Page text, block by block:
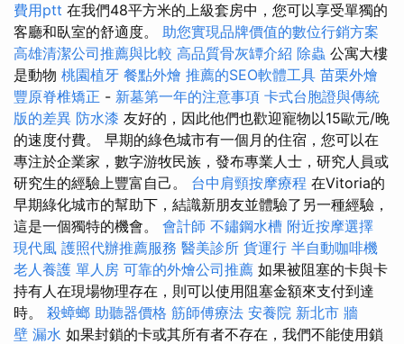
費用ptt 在我們48平方米的上級套房中，您可以享受單獨的
客廳和臥室的舒適度。 助您實現品牌價值的數位行銷方案
高雄清潔公司推薦與比較 高品質骨灰罈介紹 除蟲 公寓大樓
是動物 桃園植牙 餐點外燴 推薦的SEO軟體工具 苗栗外燴
豐原脊椎矯正 - 新墓第一年的注意事項 卡式台胞證與傳統
版的差異 防水漆 友好的，因此他們也歡迎寵物以15歐元/晚
的速度付費。 早期的綠色城市有一個月的住宿，您可以在
專注於企業家，數字游牧民族，發布專業人士，研究人員或
研究生的經驗上豐富自己。 台中肩頸按摩療程 在Vitoria的
早期綠化城市的幫助下，結識新朋友並體驗了另一種經驗，
這是一個獨特的機會。 會計師 不鏽鋼水槽 附近按摩選擇
現代風 護照代辦推薦服務 醫美診所 貨運行 半自動咖啡機
老人養護 單人房 可靠的外燴公司推薦 如果被阻塞的卡與卡
持有人在現場物理存在，則可以使用阻塞金額來支付到達
時。 殺蟑螂 助聽器價格 筋師傅療法 安養院 新北市 牆
壁 漏水 如果封鎖的卡或其所有者不存在，我們不能使用鎖